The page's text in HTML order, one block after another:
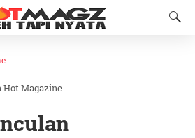
Hot Magazine